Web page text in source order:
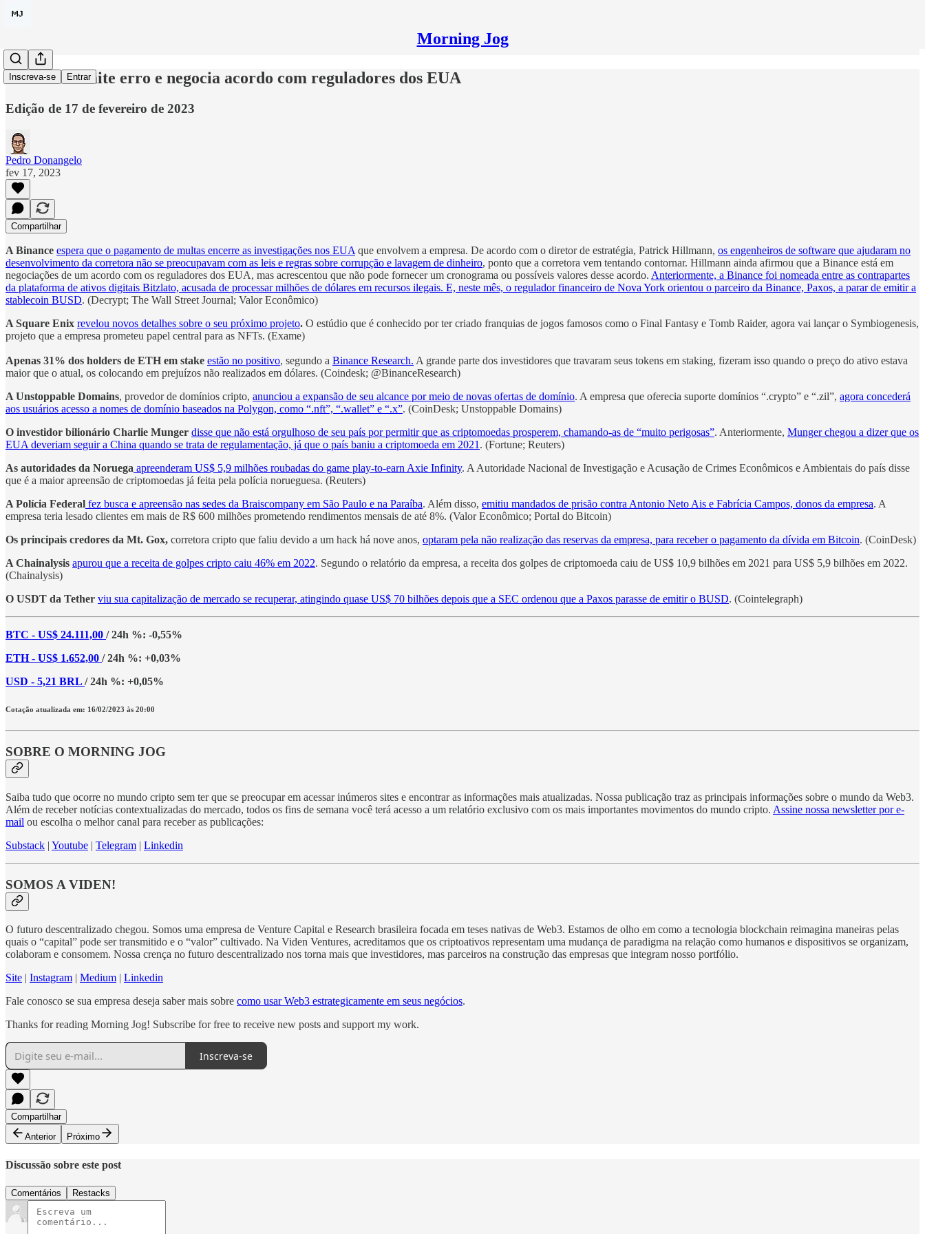
Morning Jog
Inscreva-se Entrar
Binance admite erro e negocia acordo com reguladores dos EUA
Edição de 17 de fevereiro de 2023
Pedro Donangelo
fev 17, 2023
Compartilhar
A Binance espera que o pagamento de multas encerre as investigações nos EUA que envolvem a empresa. De acordo com o diretor de estratégia, Patrick Hillmann, os engenheiros de software que ajudaram no
desenvolvimento da corretora não se preocupavam com as leis e regras sobre corrupção e lavagem de dinheiro, ponto que a corretora vem tentando contornar. Hillmann ainda afirmou que a Binance está em
negociações de um acordo com os reguladores dos EUA, mas acrescentou que não pode fornecer um cronograma ou possíveis valores desse acordo. Anteriormente, a Binance foi nomeada entre as contrapartes
da plataforma de ativos digitais Bitzlato, acusada de processar milhões de dólares em recursos ilegais. E, neste mês, o regulador financeiro de Nova York orientou o parceiro da Binance, Paxos, a parar de emitir a
stablecoin BUSD. (Decrypt; The Wall Street Journal; Valor Econômico)
A Square Enix revelou novos detalhes sobre o seu próximo projeto. O estúdio que é conhecido por ter criado franquias de jogos famosos como o Final Fantasy e Tomb Raider, agora vai lançar o Symbiogenesis,
projeto que a empresa prometeu papel central para as NFTs. (Exame)
Apenas 31% dos holders de ETH em stake estão no positivo, segundo a Binance Research. A grande parte dos investidores que travaram seus tokens em staking, fizeram isso quando o preço do ativo estava
maior que o atual, os colocando em prejuízos não realizados em dólares. (Coindesk; @BinanceResearch)
A Unstoppable Domains, provedor de domínios cripto, anunciou a expansão de seu alcance por meio de novas ofertas de domínio. A empresa que oferecia suporte domínios “.crypto” e “.zil”, agora concederá
aos usuários acesso a nomes de domínio baseados na Polygon, como “.nft”, “.wallet” e “.x”. (CoinDesk; Unstoppable Domains)
O investidor bilionário Charlie Munger disse que não está orgulhoso de seu país por permitir que as criptomoedas prosperem, chamando-as de “muito perigosas”. Anteriormente, Munger chegou a dizer que os
EUA deveriam seguir a China quando se trata de regulamentação, já que o país baniu a criptomoeda em 2021 . (Fortune; Reuters)
As autoridades da Noruega apreenderam US$ 5,9 milhões roubadas do game play-to-earn Axie Infinity. A Autoridade Nacional de Investigação e Acusação de Crimes Econômicos e Ambientais do país disse
que é a maior apreensão de criptomoedas já feita pela polícia norueguesa. (Reuters)
A Polícia Federal fez busca e apreensão nas sedes da Braiscompany em São Paulo e na Paraíba. Além disso, emitiu mandados de prisão contra Antonio Neto Ais e Fabrícia Campos, donos da empresa. A
empresa teria lesado clientes em mais de R$ 600 milhões prometendo rendimentos mensais de até 8%. (Valor Econômico; Portal do Bitcoin)
Os principais credores da Mt. Gox, corretora cripto que faliu devido a um hack há nove anos, optaram pela não realização das reservas da empresa, para receber o pagamento da dívida em Bitcoin. (CoinDesk)
A Chainalysis apurou que a receita de golpes cripto caiu 46% em 2022. Segundo o relatório da empresa, a receita dos golpes de criptomoeda caiu de US$ 10,9 bilhões em 2021 para US$ 5,9 bilhões em 2022.
(Chainalysis)
O USDT da Tether viu sua capitalização de mercado se recuperar, atingindo quase US$ 70 bilhões depois que a SEC ordenou que a Paxos parasse de emitir o BUSD. (Cointelegraph)
BTC - US$ 24.111,00 / 24h %: -0,55%
ETH - US$ 1.652,00 / 24h %: +0,03%
USD - 5,21 BRL / 24h %: +0,05%
Cotação atualizada em: 16/02/2023 às 20:00
SOBRE O MORNING JOG
Saiba tudo que ocorre no mundo cripto sem ter que se preocupar em acessar inúmeros sites e encontrar as informações mais atualizadas. Nossa publicação traz as principais informações sobre o mundo da Web3.
Além de receber notícias contextualizadas do mercado, todos os fins de semana você terá acesso a um relatório exclusivo com os mais importantes movimentos do mundo cripto. Assine nossa newsletter por e-
mail ou escolha o melhor canal para receber as publicações:
Substack | Youtube | Telegram | Linkedin
SOMOS A VIDEN!
O futuro descentralizado chegou. Somos uma empresa de Venture Capital e Research brasileira focada em teses nativas de Web3. Estamos de olho em como a tecnologia blockchain reimagina maneiras pelas
quais o “capital” pode ser transmitido e o “valor” cultivado. Na Viden Ventures, acreditamos que os criptoativos representam uma mudança de paradigma na relação como humanos e dispositivos se organizam,
colaboram e consomem. Nossa crença no futuro descentralizado nos torna mais que investidores, mas parceiros na construção das empresas que integram nosso portfólio.
Site | Instagram | Medium | Linkedin
Fale conosco se sua empresa deseja saber mais sobre como usar Web3 estrategicamente em seus negócios.
Thanks for reading Morning Jog! Subscribe for free to receive new posts and support my work.
Inscreva-se
Compartilhar
Anterior
Próximo
Discussão sobre este post
Comentários Restacks